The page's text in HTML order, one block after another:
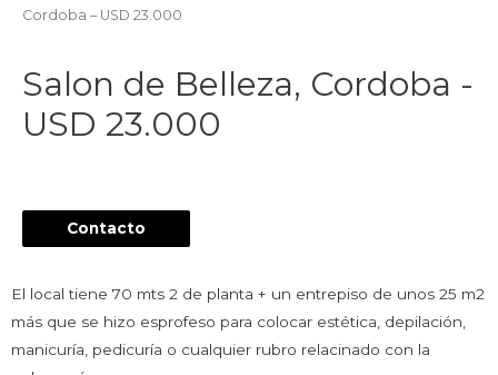
Cordoba – USD 23.000
Salon de Belleza, Cordoba -
USD 23.000
Contacto
El local tiene 70 mts 2 de planta + un entrepiso de unos 25 m2
más que se hizo esprofeso para colocar estética, depilación,
manicuría, pedicuría o cualquier rubro relacinado con la